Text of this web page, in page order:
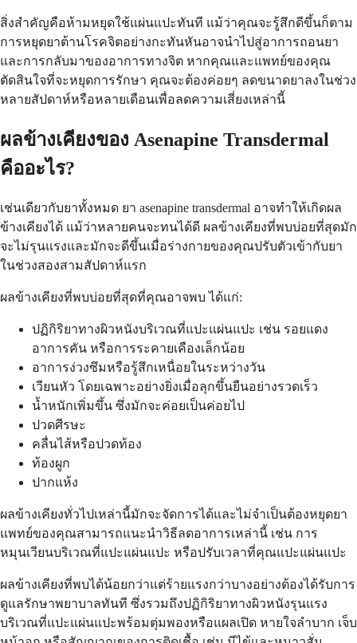
สิ่งสำคัญคือห้ามหยุดใช้แผ่นแปะทันที แม้ว่าคุณจะรู้สึกดีขึ้นก็ตาม
การหยุดยาต้านโรคจิตอย่างกะทันหันอาจนำไปสู่อาการถอนยา
และการกลับมาของอาการทางจิต หากคุณและแพทย์ของคุณ
ตัดสินใจที่จะหยุดการรักษา คุณจะต้องค่อยๆ ลดขนาดยาลงในช่วง
หลายสัปดาห์หรือหลายเดือนเพื่อลดความเสี่ยงเหล่านี้
ผลข้างเคียงของ Asenapine Transdermal
คืออะไร?
เช่นเดียวกับยาทั้งหมด ยา asenapine transdermal อาจทำให้เกิดผล
ข้างเคียงได้ แม้ว่าหลายคนจะทนได้ดี ผลข้างเคียงที่พบบ่อยที่สุดมัก
จะไม่รุนแรงและมักจะดีขึ้นเมื่อร่างกายของคุณปรับตัวเข้ากับยา
ในช่วงสองสามสัปดาห์แรก
ผลข้างเคียงที่พบบ่อยที่สุดที่คุณอาจพบ ได้แก่:
ปฏิกิริยาทางผิวหนังบริเวณที่แปะแผ่นแปะ เช่น รอยแดง
อาการคัน หรือการระคายเคืองเล็กน้อย
อาการง่วงซึมหรือรู้สึกเหนื่อยในระหว่างวัน
เวียนหัว โดยเฉพาะอย่างยิ่งเมื่อลุกขึ้นยืนอย่างรวดเร็ว
น้ำหนักเพิ่มขึ้น ซึ่งมักจะค่อยเป็นค่อยไป
ปวดศีรษะ
คลื่นไส้หรือปวดท้อง
ท้องผูก
ปากแห้ง
ผลข้างเคียงทั่วไปเหล่านี้มักจะจัดการได้และไม่จำเป็นต้องหยุดยา
แพทย์ของคุณสามารถแนะนำวิธีลดอาการเหล่านี้ เช่น การ
หมุนเวียนบริเวณที่แปะแผ่นแปะ หรือปรับเวลาที่คุณแปะแผ่นแปะ
ผลข้างเคียงที่พบได้น้อยกว่าแต่ร้ายแรงกว่าบางอย่างต้องได้รับการ
ดูแลรักษาพยาบาลทันที ซึ่งรวมถึงปฏิกิริยาทางผิวหนังรุนแรง
บริเวณที่แปะแผ่นแปะพร้อมตุ่มพองหรือแผลเปิด หายใจลำบาก เจ็บ